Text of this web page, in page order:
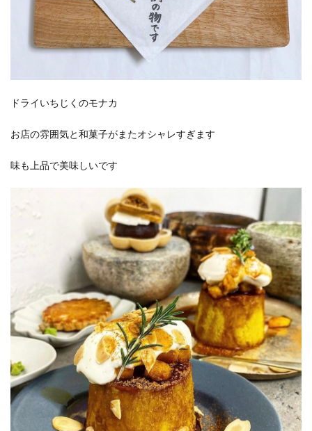
ドライいちじくのモナカ
お店の雰囲気と和菓子がまたオシャレすぎます
味も上品で美味しいです